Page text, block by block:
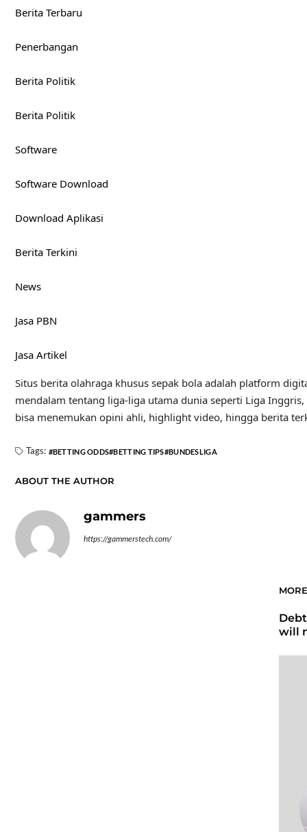
Berita Terbaru
Penerbangan
Berita Politik
Berita Politik
Software
Software Download
Download Aplikasi
Berita Terkini
News
Jasa PBN
Jasa Artikel
Situs berita olahraga khusus sepak bola adalah platform
mendalam tentang liga-liga utama dunia seperti Liga
bisa menemukan opini ahli, highlight video, hingga berita
Tags: BETTING ODDS BETTING TIPS BUNDESLIGA
ABOUT THE AUTHOR
gammers
https://gammerstech.com/
will